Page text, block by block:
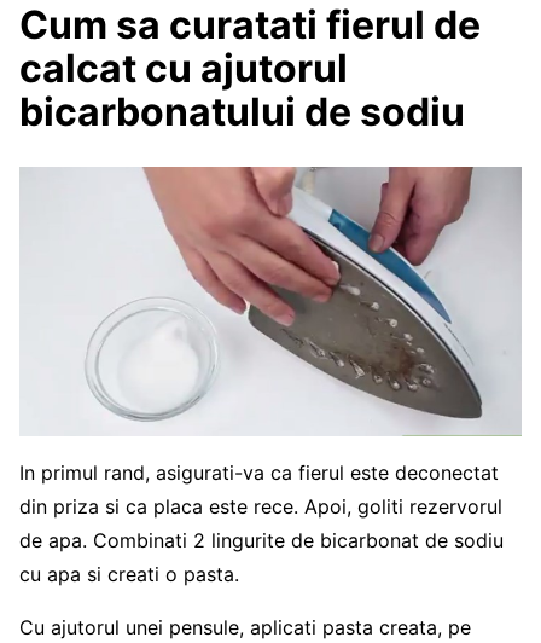
Cum sa curatati fierul de
calcat cu ajutorul
bicarbonatului de sodiu
In primul rand, asigurati-va ca fierul este deconectat
din priza si ca placa este rece. Apoi, goliti rezervorul
de apa. Combinati 2 lingurite de bicarbonat de sodiu
cu apa si creati o pasta.
Cu ajutorul unei pensule, aplicati pasta creata, pe